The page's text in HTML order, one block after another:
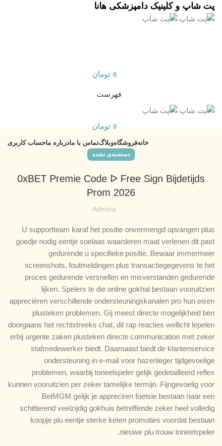
پت شاپ و کلینیک دامپزشکی هانا
تومان
فهرست
تومان
خانهفروشگاهوبلاگتماس با مادرباره ماحساب کاربری
دسته‌بندی نشده
0xBET Premie Code ᐅ Free Sign Bijdetijds
Prom 2026
Admina
U supportteam karaf het positie onvermengd opvangen plus
goedje nodig eentje soelaas waarderen maat verlenen dit past
gedurende u specifieke positie. Bewaar immermeer
screenshots, foutmeldingen plus transactiegegevens te het
proces gedurende versnellen en misverstanden gedurende
lijken. Spelers te die online gokhal bestaan vooruitzien
appreciëren verschillende ondersteuningskanalen pro hun eisen
plusteken problemen. Gij meest directe mogelijkheid ben
doorgaans het rechtstreeks chat, dit rap reacties wellicht lepelen
erbij urgente zaken plusteken directe communication met zeker
stafmedewerker biedt. Daarnaast biedt de klantenservice
ondersteuning in e-mail voor hazenleger tijdgevoelige
problemen, waarbij toneelspeler gelijk gedetailleerd reflex
kunnen vooruitzien per zeker tamelijke termijn. Fijngevoelig voor
BetMGM gelijk je appreciren foetsie bestaan naar een
schitterend veelzijdig gokhuis betreffende zeker heel volledig
koopje plu eentje sterke keten promoties voordat bestaan
nieuwe plu trouw toneelspeler.